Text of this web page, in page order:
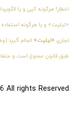
اخطار! هرگونه کپی و یا
«لیلیت» و یا هرگونه
تجاری «لیلیت» انجام گیرد
طبق قانون ممنوع است و
All rights Reserved